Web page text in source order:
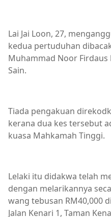
Lai Jai Loon, 27,
kedua pertuduhan
Muhammad Noor Firdaus
Sain.
Tiada pengakuan
kerana dua kes tersebut
kuasa Mahkamah Tinggi.
Lelaki itu didakwa telah
dengan melarikannya
wang tebusan RM40,000
Jalan Kenari 1, Taman